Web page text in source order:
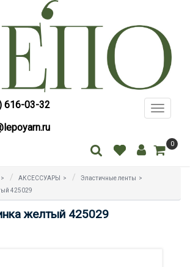
616-03-32
Toggle
0
> АКСЕССУАРЫ > Эластичные ленты >
425029
желтый 425029